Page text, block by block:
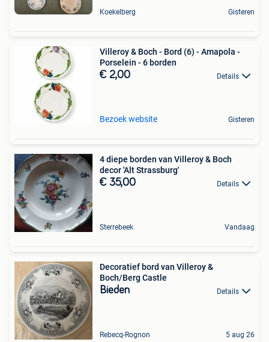
Koekelberg Gisteren
Villeroy & Boch - Bord (6) - Amapola -
Porselein - 6 borden
€ 2,00 Details
Bezoek website Gisteren
4 diepe borden van Villeroy & Boch
decor 'Alt Strassburg'
€ 35,00 Details
Sterrebeek Vandaag
Decoratief bord van Villeroy &
Boch/Berg Castle
Bieden Details
Rebecq-Rognon 5 aug 26